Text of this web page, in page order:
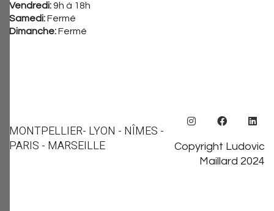
Vendredi:9h à 18h
Samedi:Fermé
Dimanche:Fermé
Copyright Ludovic
Maillard 2024
MONTPELLIER- LYON - NÎMES -
PARIS - MARSEILLE